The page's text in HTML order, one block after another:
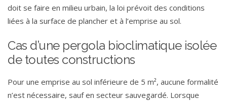
doit se faire en milieu urbain, la loi prévoit des conditions
liées à la surface de plancher et à l’emprise au sol.
Cas d’une pergola bioclimatique isolée
de toutes constructions
Pour une emprise au sol inférieure de 5 m², aucune formalité
n’est nécessaire, sauf en secteur sauvegardé. Lorsque